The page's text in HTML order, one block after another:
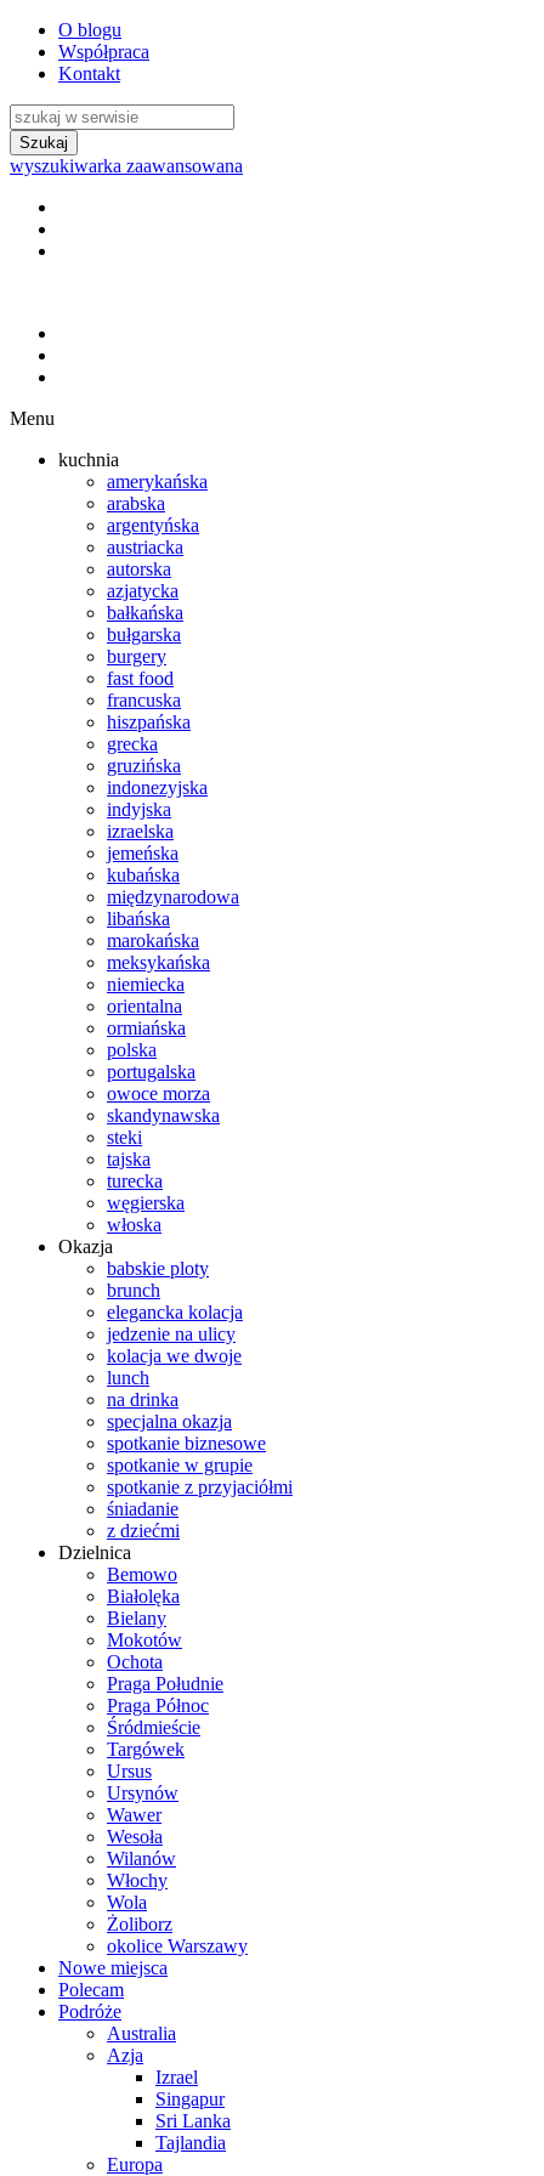
O blogu
Współpraca
Kontakt
wyszukiwarka zaawansowana
Menu
kuchnia
amerykańska
arabska
argentyńska
austriacka
autorska
azjatycka
bałkańska
bułgarska
burgery
fast food
francuska
hiszpańska
grecka
gruzińska
indonezyjska
indyjska
izraelska
jemeńska
kubańska
międzynarodowa
libańska
marokańska
meksykańska
niemiecka
orientalna
ormiańska
polska
portugalska
owoce morza
skandynawska
steki
tajska
turecka
węgierska
włoska
Okazja
babskie ploty
brunch
elegancka kolacja
jedzenie na ulicy
kolacja we dwoje
lunch
na drinka
specjalna okazja
spotkanie biznesowe
spotkanie w grupie
spotkanie z przyjaciółmi
śniadanie
z dziećmi
Dzielnica
Bemowo
Białolęka
Bielany
Mokotów
Ochota
Praga Południe
Praga Północ
Śródmieście
Targówek
Ursus
Ursynów
Wawer
Wesoła
Wilanów
Włochy
Wola
Żoliborz
okolice Warszawy
Nowe miejsca
Polecam
Podróże
Australia
Azja
Izrael
Singapur
Sri Lanka
Tajlandia
Europa